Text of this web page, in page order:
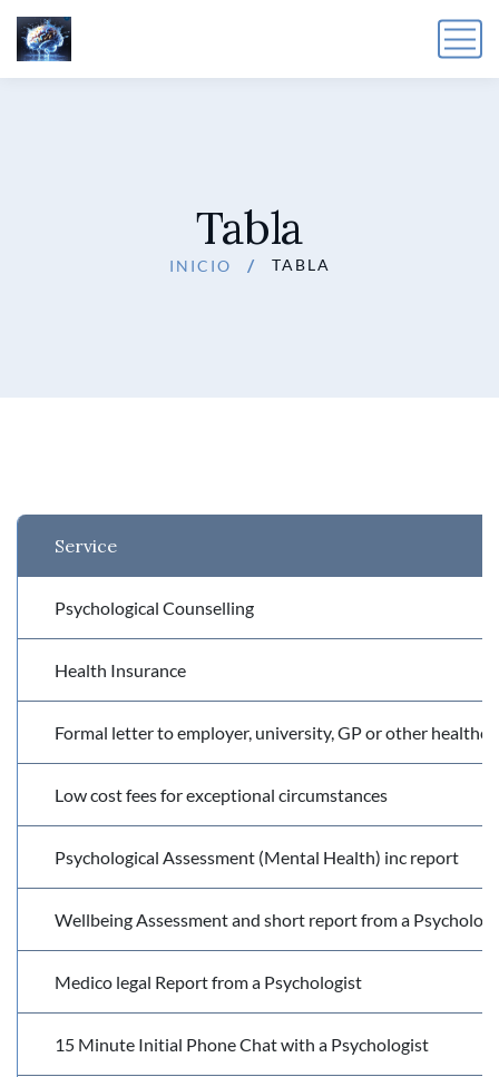
Tabla
INICIO TABLA
Service
Psychological Counselling
Health Insurance
Formal letter to employer, university, GP or other
Low cost fees for exceptional circumstances
Psychological Assessment (Mental Health) inc report
Wellbeing Assessment and short report from a
Medico legal Report from a Psychologist
15 Minute Initial Phone Chat with a Psychologist